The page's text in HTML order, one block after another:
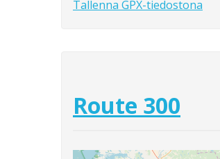
Tallenna GPX-tiedostona
Route 300